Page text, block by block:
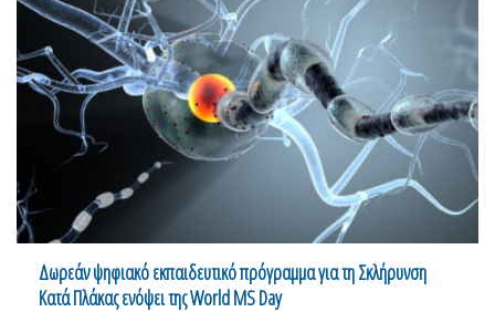
Δωρεάν ψηφιακό εκπαιδευτικό πρόγραμμα για τη Σκλήρυνση
Κατά Πλάκας ενόψει της World MS Day